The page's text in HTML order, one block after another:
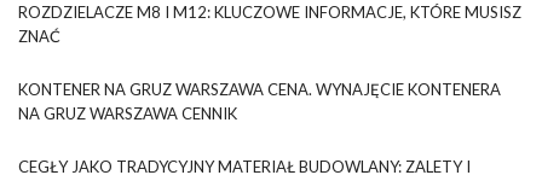
ROZDZIELACZE M8 I M12: KLUCZOWE INFORMACJE, KTÓRE MUSISZ
ZNAĆ
KONTENER NA GRUZ WARSZAWA CENA. WYNAJĘCIE KONTENERA
NA GRUZ WARSZAWA CENNIK
CEGŁY JAKO TRADYCYJNY MATERIAŁ BUDOWLANY: ZALETY I